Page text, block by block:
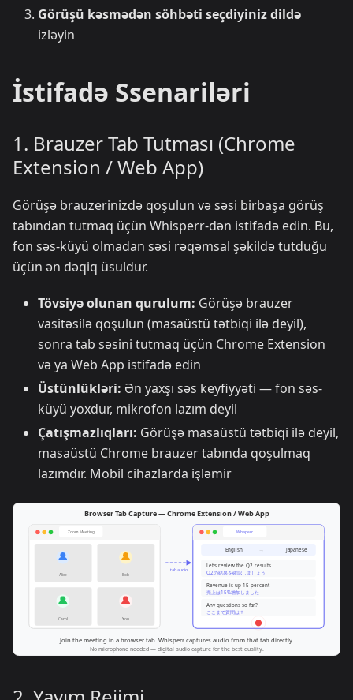
Görüşü kəsmədən söhbəti seçdiyiniz dildə
izləyin
İstifadə Ssenariləri
1. Brauzer Tab Tutması (Chrome
Extension / Web App)
Görüşə brauzerinizdə qoşulun və səsi birbaşa görüş
tabından tutmaq üçün Whisperr-dən istifadə edin. Bu,
fon səs-küyü olmadan səsi rəqəmsal şəkildə tutduğu
üçün ən dəqiq üsuldur.
Tövsiyə olunan qurulum: Görüşə brauzer
vasitəsilə qoşulun (masaüstü tətbiqi ilə deyil),
sonra tab səsini tutmaq üçün Chrome Extension
və ya Web App istifadə edin
Üstünlükləri: Ən yaxşı səs keyfiyyəti — fon səs-
küyü yoxdur, mikrofon lazım deyil
Çatışmazlıqları: Görüşə masaüstü tətbiqi ilə deyil,
masaüstü Chrome brauzer tabında qoşulmaq
lazımdır. Mobil cihazlarda işləmir